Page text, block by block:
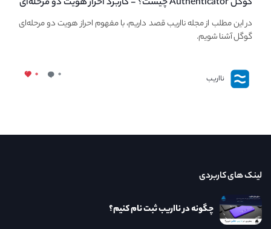
در صرافی ها و کیف پول های کریپتو
در این مطلب از مجله نااریب قصد داریم، با مفهوم احراز هویت دو مرحله‌ای
گوگل آشنا شویم.
نااریب ۰ ۰
لینک های کاربردی
چگونه در نااریب ثبت نام کنیم؟